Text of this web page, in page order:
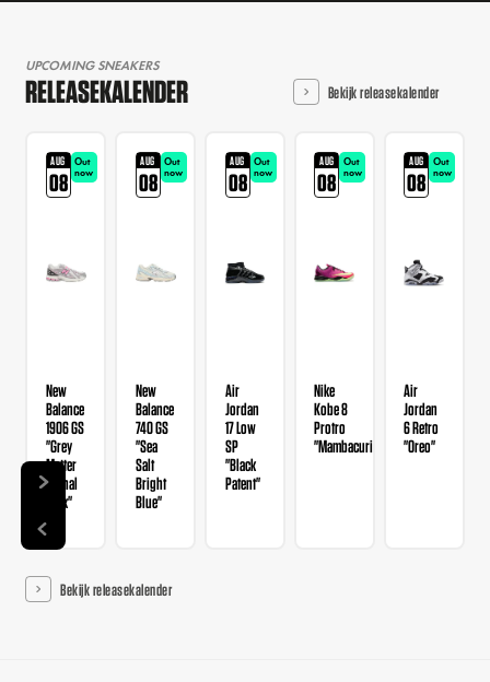
UPCOMING SNEAKERS
RELEASEKALENDER Bekijk releasekalender
AUG
08
Out
now
New
Balance
1906 GS
"Grey
Matter
Signal
Pink"
AUG
08
Out
now
New
Balance
740 GS
"Sea
Salt
Bright
Blue"
AUG
08
Out
now
Air
Jordan
17 Low
SP
"Black
Patent"
AUG
08
Out
now
Nike
Kobe 8
Protro
"Mambacurial"
AUG
08
Out
now
Air
Jordan
6 Retro
"Oreo"
Bekijk releasekalender